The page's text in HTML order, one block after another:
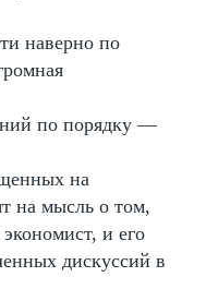
наверно по
по порядку —
на
на мысль о том,
и его
дискуссий в